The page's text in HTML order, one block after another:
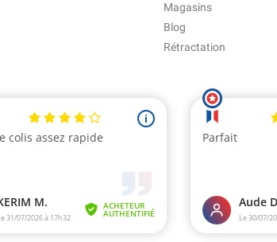
Magasins
Blog
Rétractation